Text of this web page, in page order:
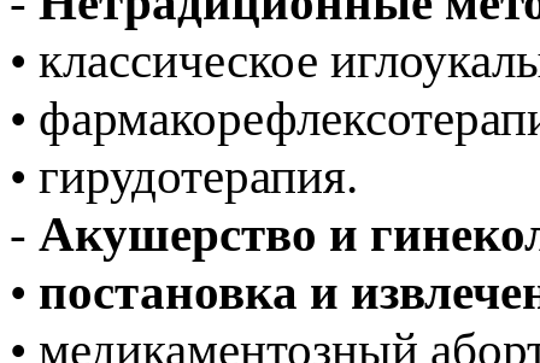
• классическое
•
• гирудотерапия.
- Акушерство и
• постановка и
• медикаментозный